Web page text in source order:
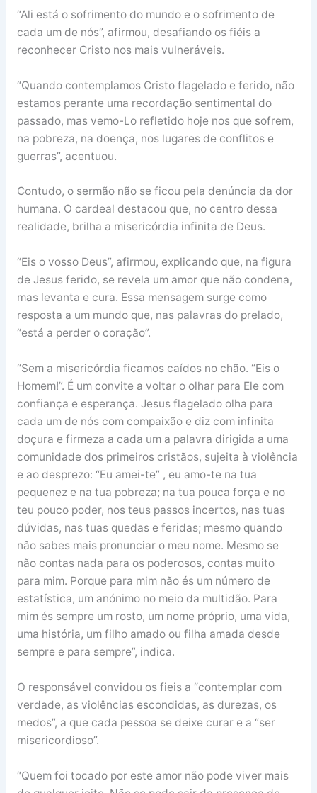
“Ali está o sofrimento do mundo e o sofrimento de
cada um de nós”, afirmou, desafiando os fiéis a
reconhecer Cristo nos mais vulneráveis.
“Quando contemplamos Cristo flagelado e ferido, não
estamos perante uma recordação sentimental do
passado, mas vemo-Lo refletido hoje nos que sofrem,
na pobreza, na doença, nos lugares de conflitos e
guerras”, acentuou.
Contudo, o sermão não se ficou pela denúncia da dor
humana. O cardeal destacou que, no centro dessa
realidade, brilha a misericórdia infinita de Deus.
“Eis o vosso Deus”, afirmou, explicando que, na figura
de Jesus ferido, se revela um amor que não condena,
mas levanta e cura. Essa mensagem surge como
resposta a um mundo que, nas palavras do prelado,
“está a perder o coração”.
“Sem a misericórdia ficamos caídos no chão. “Eis o
Homem!”. É um convite a voltar o olhar para Ele com
confiança e esperança. Jesus flagelado olha para
cada um de nós com compaixão e diz com infinita
doçura e firmeza a cada um a palavra dirigida a uma
comunidade dos primeiros cristãos, sujeita à violência
e ao desprezo: “Eu amei-te” , eu amo-te na tua
pequenez e na tua pobreza; na tua pouca força e no
teu pouco poder, nos teus passos incertos, nas tuas
dúvidas, nas tuas quedas e feridas; mesmo quando
não sabes mais pronunciar o meu nome. Mesmo se
não contas nada para os poderosos, contas muito
para mim. Porque para mim não és um número de
estatística, um anónimo no meio da multidão. Para
mim és sempre um rosto, um nome próprio, uma vida,
uma história, um filho amado ou filha amada desde
sempre e para sempre”, indica.
O responsável convidou os fieis a “contemplar com
verdade, as violências escondidas, as durezas, os
medos”, a que cada pessoa se deixe curar e a “ser
misericordioso”.
“Quem foi tocado por este amor não pode viver mais